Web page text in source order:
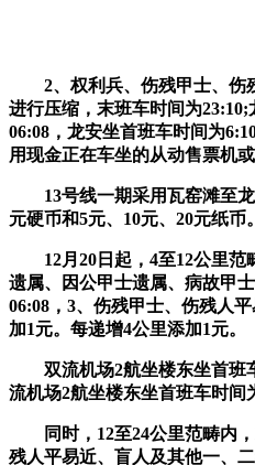
2、权利兵、伤残甲士、伤残
进行压缩，末班车时间为
06:08，龙安坐首班车时间为
用现金正在车坐的从动售票机
13号线一期采用瓦窑滩至龙
元硬币和5元、10元、20元纸币
12月20日起，4至12公里范畴
遗属、因公甲士遗属、病故甲
06:08，3、伤残甲士、伤残人
加1元。每递增4公里添加1元。
双流机场2航坐楼东坐首班车
流机场2航坐楼东坐首班车时间
同时，12至24公里范畴内，
残人平易近、盲人及其他一、